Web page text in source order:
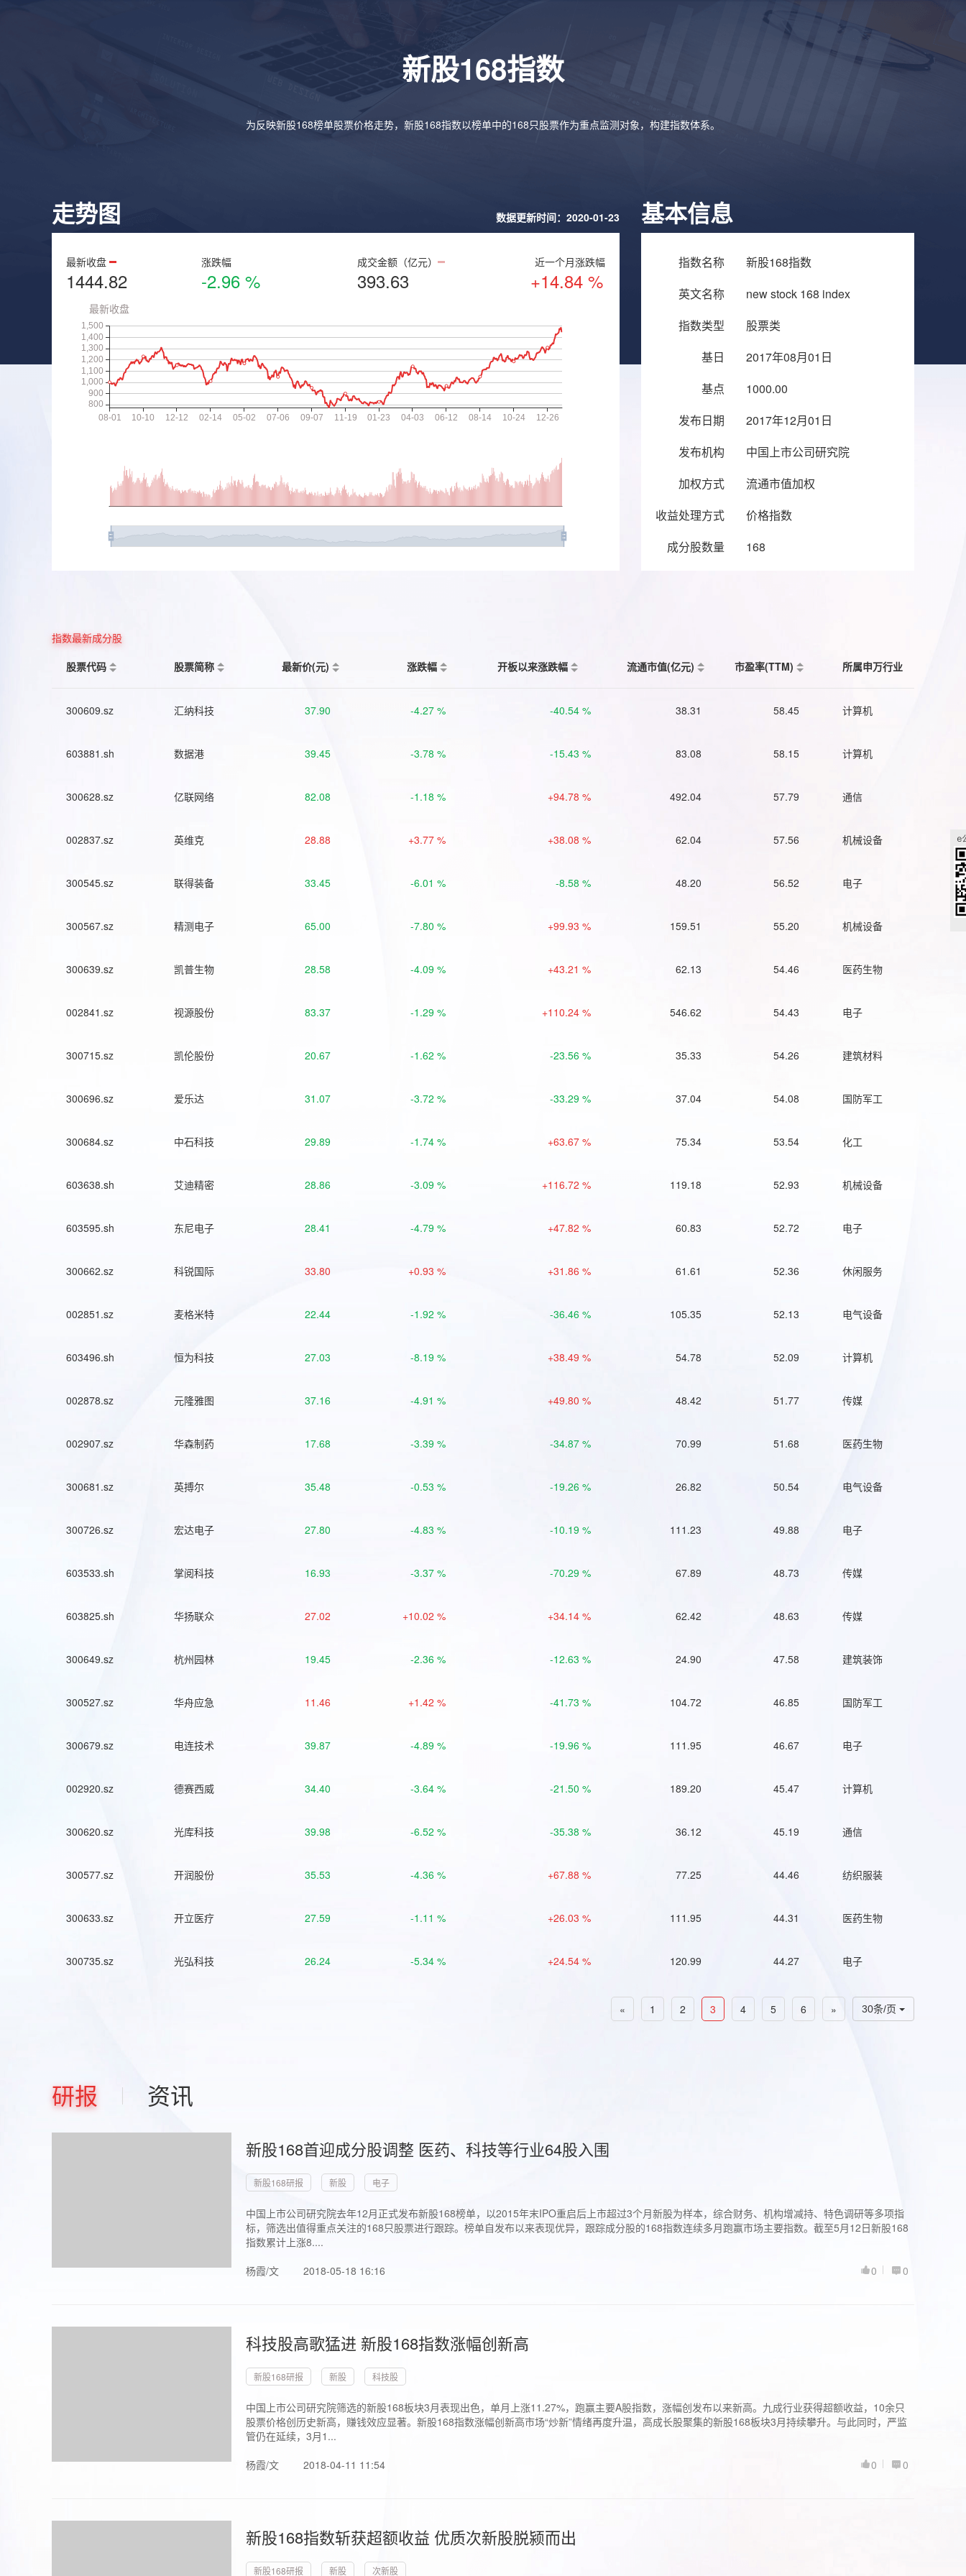
新股168指数
为反映新股168榜单股票价格走势，新股168指数以榜单中的168只股票作为重点监测对象，构建指数体系。
走势图 数据更新时间：2020-01-23
最新收盘
1444.82
涨跌幅
-2.96 %
成交金额（亿元）
393.63
近一个月涨跌幅
+14.84 %
基本信息
指数名称
新股168指数
英文名称
new stock 168 index
指数类型
股票类
基日
2017年08月01日
基点
1000.00
发布日期
2017年12月01日
发布机构
中国上市公司研究院
加权方式
流通市值加权
收益处理方式
价格指数
成分股数量
168
指数最新成分股
股票代码
股票简称 最新价(元) 涨跌幅 开板以来涨跌幅 流通市值(亿元) 市盈率(TTM) 所属申万行业
300609.sz 汇纳科技 37.90 -4.27 % -40.54 % 38.31 58.45 计算机
603881.sh 数据港 39.45 -3.78 % -15.43 % 83.08 58.15 计算机
300628.sz 亿联网络 82.08 -1.18 % +94.78 % 492.04 57.79 通信
002837.sz 英维克 28.88 +3.77 % +38.08 % 62.04 57.56 机械设备
300545.sz 联得装备 33.45 -6.01 % -8.58 % 48.20 56.52 电子
300567.sz 精测电子 65.00 -7.80 % +99.93 % 159.51 55.20 机械设备
300639.sz 凯普生物 28.58 -4.09 % +43.21 % 62.13 54.46 医药生物
002841.sz 视源股份 83.37 -1.29 % +110.24 % 546.62 54.43 电子
300715.sz 凯伦股份 20.67 -1.62 % -23.56 % 35.33 54.26 建筑材料
300696.sz 爱乐达 31.07 -3.72 % -33.29 % 37.04 54.08 国防军工
300684.sz 中石科技 29.89 -1.74 % +63.67 % 75.34 53.54 化工
603638.sh 艾迪精密 28.86 -3.09 % +116.72 % 119.18 52.93 机械设备
603595.sh 东尼电子 28.41 -4.79 % +47.82 % 60.83 52.72 电子
300662.sz 科锐国际 33.80 +0.93 % +31.86 % 61.61 52.36 休闲服务
002851.sz 麦格米特 22.44 -1.92 % -36.46 % 105.35 52.13 电气设备
603496.sh 恒为科技 27.03 -8.19 % +38.49 % 54.78 52.09 计算机
002878.sz 元隆雅图 37.16 -4.91 % +49.80 % 48.42 51.77 传媒
002907.sz 华森制药 17.68 -3.39 % -34.87 % 70.99 51.68 医药生物
300681.sz 英搏尔 35.48 -0.53 % -19.26 % 26.82 50.54 电气设备
300726.sz 宏达电子 27.80 -4.83 % -10.19 % 111.23 49.88 电子
603533.sh 掌阅科技 16.93 -3.37 % -70.29 % 67.89 48.73 传媒
603825.sh 华扬联众 27.02 +10.02 % +34.14 % 62.42 48.63 传媒
300649.sz 杭州园林 19.45 -2.36 % -12.63 % 24.90 47.58 建筑装饰
300527.sz 华舟应急 11.46 +1.42 % -41.73 % 104.72 46.85 国防军工
300679.sz 电连技术 39.87 -4.89 % -19.96 % 111.95 46.67 电子
002920.sz 德赛西威 34.40 -3.64 % -21.50 % 189.20 45.47 计算机
300620.sz 光库科技 39.98 -6.52 % -35.38 % 36.12 45.19 通信
300577.sz 开润股份 35.53 -4.36 % +67.88 % 77.25 44.46 纺织服装
300633.sz 开立医疗 27.59 -1.11 % +26.03 % 111.95 44.31 医药生物
300735.sz 光弘科技 26.24 -5.34 % +24.54 % 120.99 44.27 电子
30条/页
« 1 2 3 4 5 6 »
研报 资讯
新股168首迎成分股调整 医药、科技等行业64股入围
新股168研报 新股 电子
中国上市公司研究院去年12月正式发布新股168榜单，以2015年末IPO重启后上市超过3个月新股为样本，综合财务、机构增减持、特色调研等多项指
标，筛选出值得重点关注的168只股票进行跟踪。榜单自发布以来表现优异，跟踪成分股的168指数连续多月跑赢市场主要指数。截至5月12日新股168
指数累计上涨8....
杨霞/文
2018-05-18 16:16 0
0
科技股高歌猛进 新股168指数涨幅创新高
新股168研报 新股 科技股
中国上市公司研究院筛选的新股168板块3月表现出色，单月上涨11.27%，跑赢主要A股指数，涨幅创发布以来新高。九成行业获得超额收益，10余只
股票价格创历史新高，赚钱效应显著。新股168指数涨幅创新高市场“炒新”情绪再度升温，高成长股聚集的新股168板块3月持续攀升。与此同时，严监
管仍在延续，3月1...
杨霞/文
2018-04-11 11:54 0
0
新股168指数斩获超额收益 优质次新股脱颍而出
新股168研报 新股 次新股